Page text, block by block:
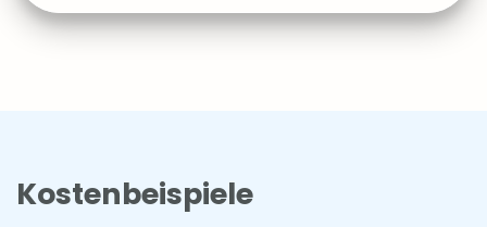
Kostenbeispiele